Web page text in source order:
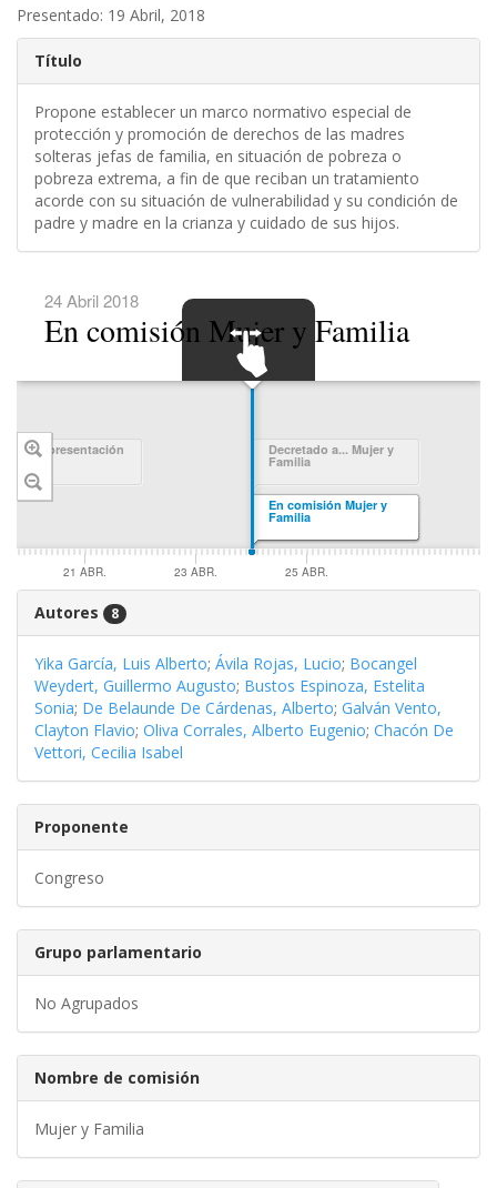
Presentado: 19 Abril, 2018
Título
Propone establecer un marco normativo especial de
protección y promoción de derechos de las madres
solteras jefas de familia, en situación de pobreza o
pobreza extrema, a fin de que reciban un tratamiento
acorde con su situación de vulnerabilidad y su condición de
padre y madre en la crianza y cuidado de sus hijos.
24 Abril 2018
En comisión Mujer y Familia
SWIPE TO
de presentación Decretado a... Mujer y
Familia
En comisión Mujer y
Familia
23 ABR.
21 ABR. 25 ABR.
Autores 8
Yika García, Luis Alberto; Ávila Rojas, Lucio; Bocangel
Weydert, Guillermo Augusto; Bustos Espinoza, Estelita
Sonia; De Belaunde De Cárdenas, Alberto; Galván Vento,
Clayton Flavio; Oliva Corrales, Alberto Eugenio; Chacón De
Vettori, Cecilia Isabel
Proponente
Congreso
Grupo parlamentario
No Agrupados
Nombre de comisión
Mujer y Familia